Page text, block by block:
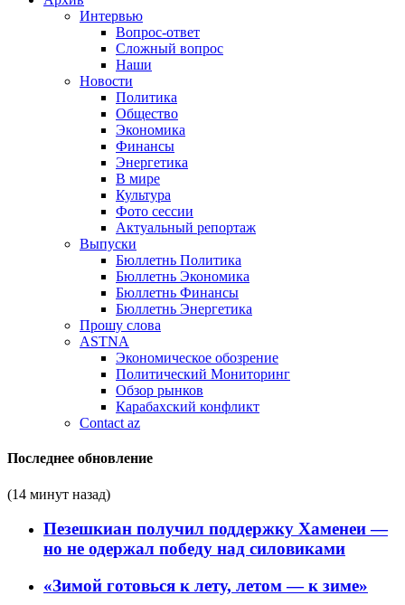
Интервью
Вопрос-ответ
Сложный вопрос
Наши
Новости
Политика
Общество
Экономика
Финансы
Энергетика
В мире
Культура
Фото сессии
Актуальный репортаж
Выпуски
Бюллетнь Политика
Бюллетнь Экономика
Бюллетнь Финансы
Бюллетнь Энергетика
Прошу слова
ASTNA
Экономическое обозрение
Политический Мониторинг
Обзор рынков
Карабахский конфликт
Contact az
Последнее обновление
(14 минут назад)
Пезешкиан получил поддержку Хаменеи —
но не одержал победу над силовиками
«Зимой готовься к лету, летом — к зиме»